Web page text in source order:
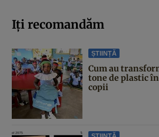
Iți recomandăm
ȘTIINȚĂ
Cum au
tone de plastic
copii